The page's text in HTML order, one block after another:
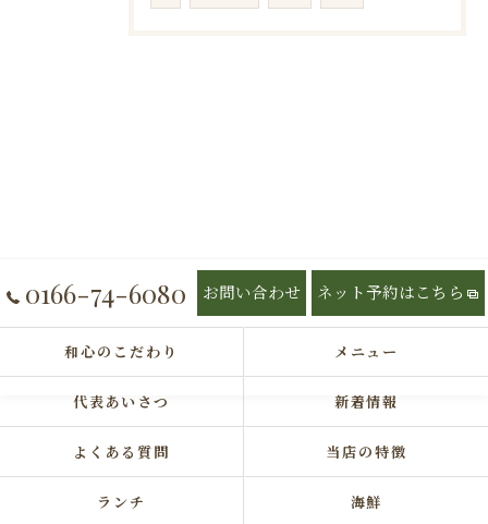
0166-74-6080 お問い合わせ ネット予約はこちら
和心のこだわり メニュー
代表あいさつ 新着情報
よくある質問 当店の特徴
ランチ 海鮮